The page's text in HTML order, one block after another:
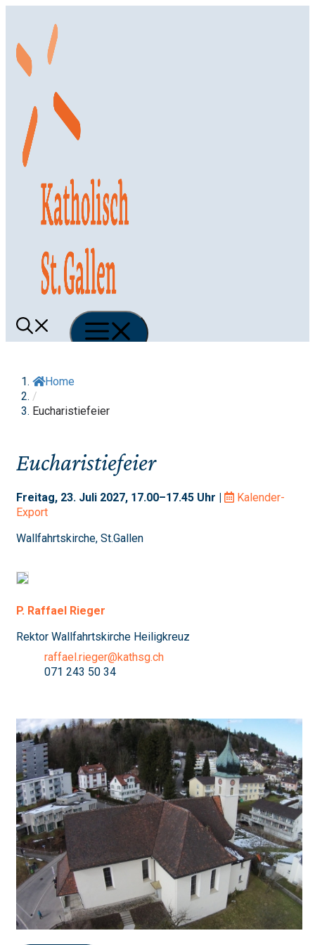
Inhalt
Menü
Home
/
Eucharistiefeier
Eucharistiefeier
Freitag, 23. Juli 2027, 17.00–17.45 Uhr |
Kalender-
Export
Wallfahrtskirche, St.Gallen
P. Raffael Rieger
Rektor Wallfahrtskirche Heiligkreuz
raffael.rieger@kathsg.ch
071 243 50 34